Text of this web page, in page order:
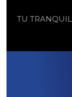
TU